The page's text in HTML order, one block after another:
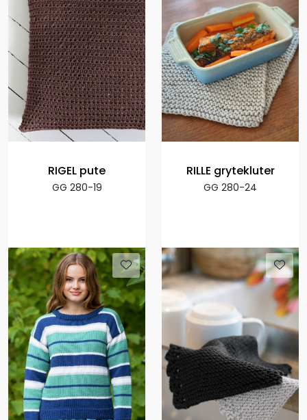
RIGEL pute
GG 280-19
RILLE grytekluter
GG 280-24